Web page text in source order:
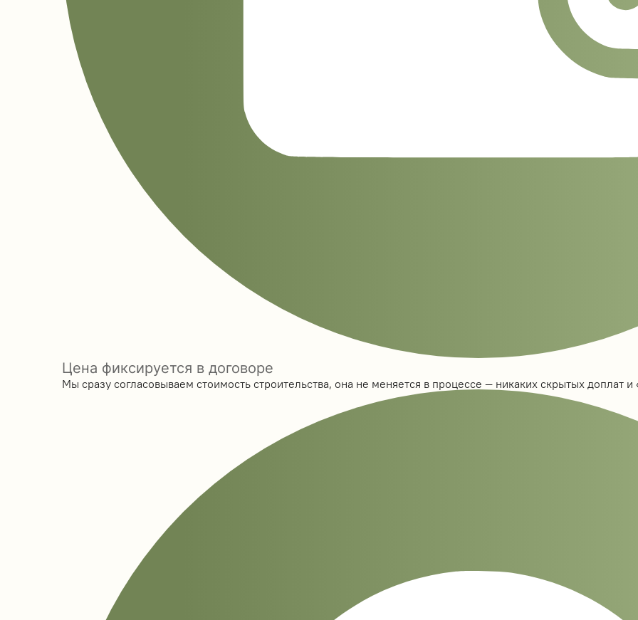
Цена фиксируется в договоре
Мы сразу согласовываем стоимость строительства, она не меняется в процессе — никаких скрытых доплат